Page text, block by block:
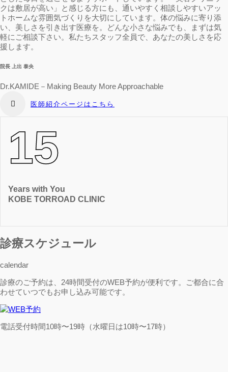
クは敷居が高い」と感じる方にも、通いやすく相談しやすいアッ
トホームな雰囲気づくりを大切にしています。体の悩みに寄り添
い、美しさを引き出す医療を。どんな小さな悩みでも、まずは気
軽にご相談下さい。私たちスタッフ全員で、あなたの美しさを応
援します。
院長 上出 泰央
Dr.KAMIDE－Making Beauty More Approachable
医師紹介ページはこちら
15
Years with You
KOBE TORROAD CLINIC
診療スケジュール
calendar
診療のご予約は、24時間受付のWEB予約が便利です。ご都合に合
わせていつでもお申し込み可能です。
電話受付時間10時〜19時（水曜日は10時〜17時）